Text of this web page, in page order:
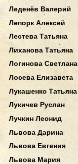
Леденёв Валерий
Лепорк Алексей
Лестева Татьяна
Лиханова Татьяна
Логинова Светлана
Лосева Елизавета
Лукашенко Татьяна
Лукичев Руслан
Лучкин Леонид
Львова Дарина
Львова Евгения
Львова Мария